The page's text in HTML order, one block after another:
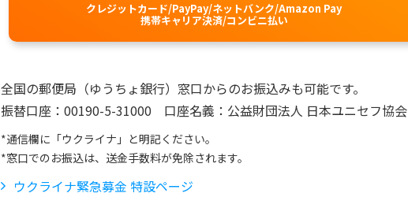
クレジットカード/PayPay/ネットバンク/Amazon Pay
携帯キャリア決済/コンビニ払い
全国の郵便局（ゆうちょ銀行）窓口からのお振込みも可能です。
振替口座：00190-5-31000 口座名義：公益財団法人 日本ユニセフ協会
*通信欄に「ウクライナ」と明記ください。
*窓口でのお振込は、送金手数料が免除されます。
ウクライナ緊急募金 特設ページ